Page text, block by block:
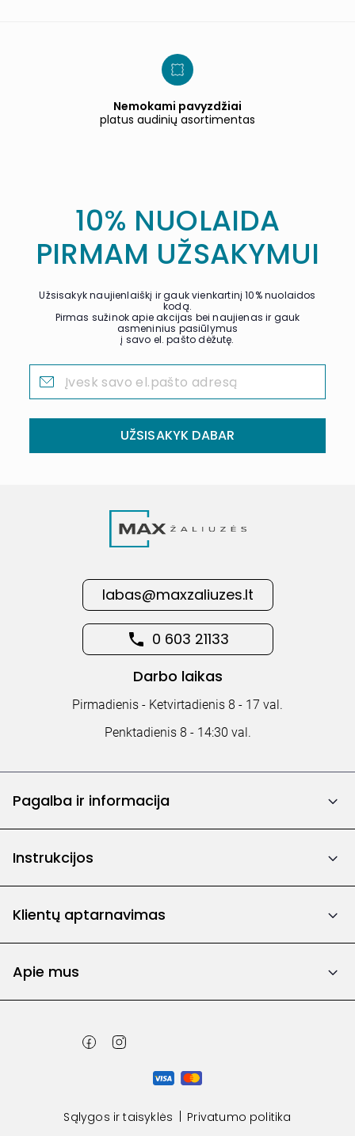
Nemokami pavyzdžiai
platus audinių asortimentas
10% NUOLAIDA
PIRMAM UŽSAKYMUI
Užsisakyk naujienlaiškį ir gauk vienkartinį 10% nuolaidos
kodą.
Pirmas sužinok apie akcijas bei naujienas ir gauk
asmeninius pasiūlymus
į savo el. pašto dėžutę.
UŽSISAKYK DABAR
labas@maxzaliuzes.lt
0 603 21133
Darbo laikas
Pirmadienis - Ketvirtadienis 8 - 17 val.
Penktadienis 8 - 14:30 val.
Pagalba ir informacija
Instrukcijos
Klientų aptarnavimas
Apie mus
Sąlygos ir taisyklės Privatumo politika